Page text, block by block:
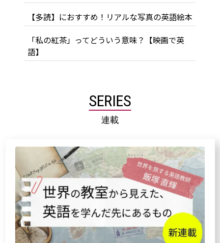
【多読】におすすめ！リアルな写真の英語絵本
「私の紅茶」ってどういう意味？【映画で英
語】
SERIES
連載